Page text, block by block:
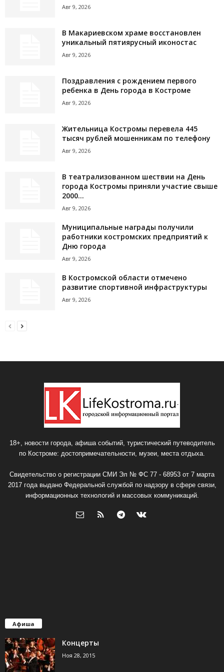
Авг 9, 2026
В Макариевском храме восстановлен
уникальный пятиярусный иконостас
Авг 9, 2026
Поздравления с рождением первого
ребенка в День города в Костроме
Авг 9, 2026
Жительница Костромы перевела 445
тысяч рублей мошенникам по телефону
Авг 9, 2026
В театрализованном шествии на День
города Костромы приняли участие свыше
2000...
Авг 9, 2026
Муниципальные награды получили
работники костромских предприятий к
Дню города
Авг 9, 2026
В Костромской области отмечено
развитие спортивной инфраструктуры
Авг 9, 2026
18+, новости города, афиша событий, туристический путеводитель
по Костроме: достопримечательности, музеи, места отдыха.
Свидетельство о регистрации СМИ Эл № ФС 77 - 68953 от 7 марта
2017 года выдано Федеральной службой по надзору в сфере связи,
информационных технологий и массовых коммуникаций.
Афиша
Концерты
Ноя 28, 2015